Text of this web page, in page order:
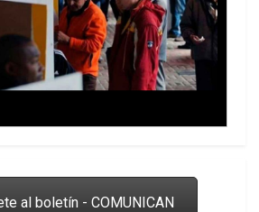
al boletín - COMUNICAN